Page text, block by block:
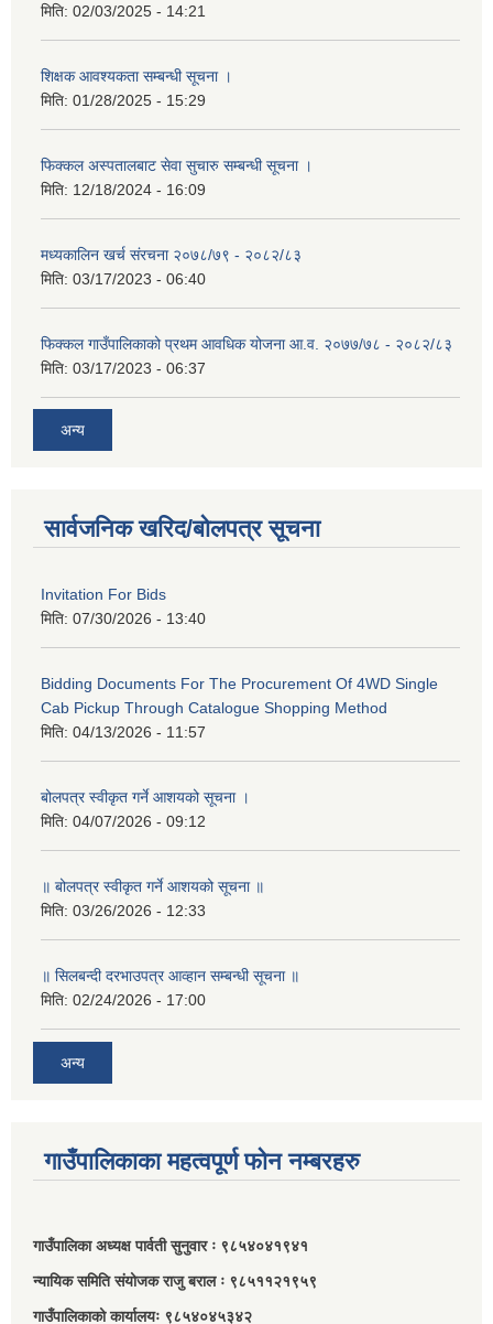
मिति: 02/03/2025 - 14:21
शिक्षक आवश्यकता सम्बन्धी सूचना ।
मिति: 01/28/2025 - 15:29
फिक्कल अस्पतालबाट सेवा सुचारु सम्बन्धी सूचना ।
मिति: 12/18/2024 - 16:09
मध्यकालिन खर्च संरचना २०७८/७९ - २०८२/८३
मिति: 03/17/2023 - 06:40
फिक्कल गाउँपालिकाको प्रथम आवधिक योजना आ.व. २०७७/७८ - २०८२/८३
मिति: 03/17/2023 - 06:37
अन्य
सार्वजनिक खरिद/बोलपत्र सूचना
Invitation For Bids
मिति: 07/30/2026 - 13:40
Bidding Documents For The Procurement Of 4WD Single
Cab Pickup Through Catalogue Shopping Method
मिति: 04/13/2026 - 11:57
बोलपत्र स्वीकृत गर्ने आशयको सूचना ।
मिति: 04/07/2026 - 09:12
॥ बोलपत्र स्वीकृत गर्ने आशयको सूचना ॥
मिति: 03/26/2026 - 12:33
॥ सिलबन्दी दरभाउपत्र आव्हान सम्बन्धी सूचना ॥
मिति: 02/24/2026 - 17:00
अन्य
गाउँपालिकाका महत्वपूर्ण फोन नम्बरहरु
गाउँपालिका अध्यक्ष पार्वती सुनुवार ः ९८५४०४१९४१
न्यायिक समिति संयोजक राजु बराल ः ९८५११२१९५९
गाउँपालिकाको कार्यालयः ९८५४०४५३४२